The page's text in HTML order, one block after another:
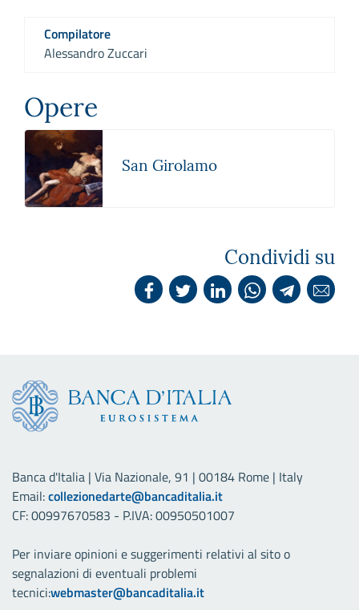
Compilatore
Alessandro Zuccari
Opere
San Girolamo
Condividi su
Banca d'Italia | Via Nazionale, 91 | 00184 Rome | Italy
Email:collezionedarte@bancaditalia.it
CF: 00997670583 - P.IVA: 00950501007
Per inviare opinioni e suggerimenti relativi al sito o
segnalazioni di eventuali problemi
tecnici:webmaster@bancaditalia.it